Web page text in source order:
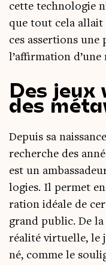
cette tech­no­lo­gie
que tout cela allait
ces asser­tions
l’affirmation
Des jeux
des
Depuis sa
recherche des
est un
lo­gies. Il per­met
ra­tion idéale de
grand public. De
réa­li­té vir­tuelle, le
né, comme le